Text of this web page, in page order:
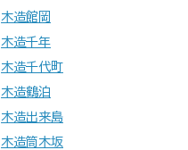
木造館岡
木造千年
木造千代町
木造鶴泊
木造出来島
木造筒木坂